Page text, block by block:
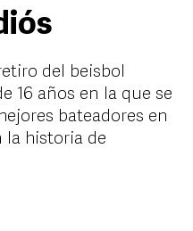
del beisbol
16 años en la que se
bateadores en
la historia de